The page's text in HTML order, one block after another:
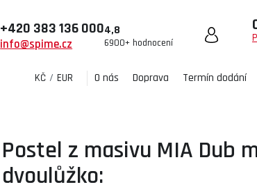
+420 383 136 000
info@spime.cz
4,8
6900+ hodnocení
KČ / EUR O nás Doprava Termín dodání
Postel z masivu MIA Dub
dvoulůžko: